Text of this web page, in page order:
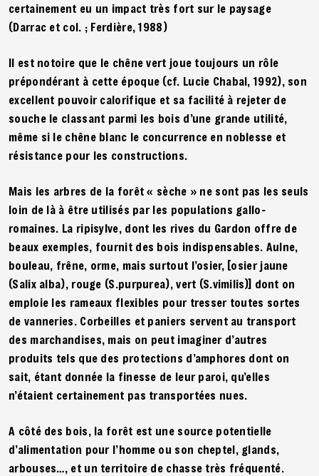
certainement eu un impact très fort sur le paysage
(Darrac et col. ; Ferdière, 1988)
Il est notoire que le chêne vert joue toujours un rôle
prépondérant à cette époque (cf. Lucie Chabal, 1992), son
excellent pouvoir calorifique et sa facilité à rejeter de
souche le classant parmi les bois d’une grande utilité,
même si le chêne blanc le concurrence en noblesse et
résistance pour les constructions.
Mais les arbres de la forêt « sèche » ne sont pas les seuls
loin de là à être utilisés par les populations gallo-
romaines. La ripisylve, dont les rives du Gardon offre de
beaux exemples, fournit des bois indispensables. Aulne,
bouleau, frêne, orme, mais surtout l’osier, [osier jaune
(Salix alba), rouge (S.purpurea), vert (S.vimilis)] dont on
emploie les rameaux flexibles pour tresser toutes sortes
de vanneries. Corbeilles et paniers servent au transport
des marchandises, mais on peut imaginer d’autres
produits tels que des protections d’amphores dont on
sait, étant donnée la finesse de leur paroi, qu’elles
n’étaient certainement pas transportées nues.
A côté des bois, la forêt est une source potentielle
d’alimentation pour l’homme ou son cheptel, glands,
arbouses…, et un territoire de chasse très fréquenté.